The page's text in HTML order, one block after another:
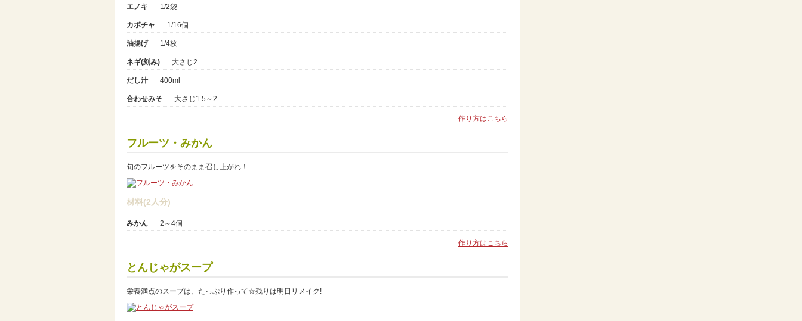
エノキ 1/2袋
カボチャ 1/16個
油揚げ 1/4枚
ネギ(刻み) 大さじ2
だし汁 400ml
合わせみそ 大さじ1.5～2
作り方はこちら
フルーツ・みかん
旬のフルーツをそのまま召し上がれ！
材料(2人分)
みかん 2～4個
作り方はこちら
とんじゃがスープ
栄養満点のスープは、たっぷり作って☆残りは明日リメイク!